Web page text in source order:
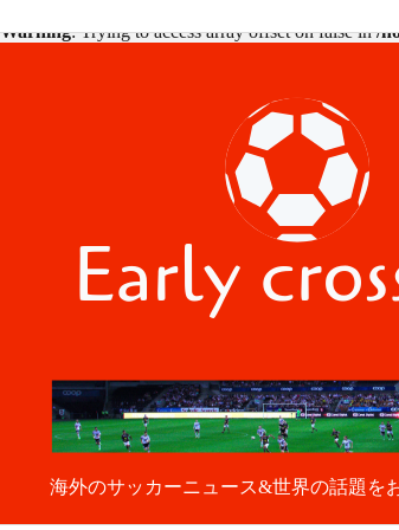
Warning: Trying to access array offset on false in/
海外のサッカーニュース&世界の話題を